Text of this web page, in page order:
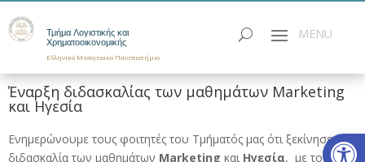
Τμήμα Λογιστικής και
Χρηματοοικονομικής
Ελληνικό Μεσογειακό Πανεπιστήμιο
Έναρξη διδασκαλίας των μαθημάτων Marketing
και Ηγεσία
Ενημερώνουμε τους φοιτητές του Τμήματός μας ότι ξεκίνησε η
διδασκαλία των μαθημάτων Marketing και Ηγεσία, με τον